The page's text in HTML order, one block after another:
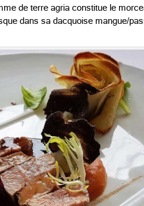
de terre agria constitue le
dans sa dacquoise mangue/